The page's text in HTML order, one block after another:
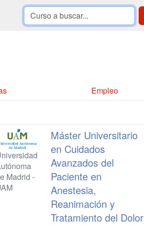
Empleo
Madrid -
Máster Universitario
en Cuidados
Avanzados del
Paciente en
Anestesia,
Reanimación y
Tratamiento del Dolor